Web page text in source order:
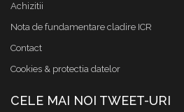
Achizitii
Nota de fundamentare cladire ICR
Contact
Cookies & protectia datelor
CELE MAI NOI TWEET-URI